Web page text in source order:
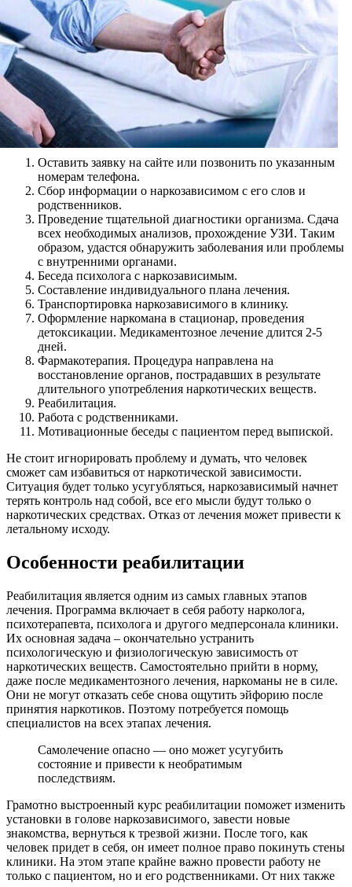
Оставить заявку на сайте или позвонить по указанным
номерам телефона.
Сбор информации о наркозависимом с его слов и
родственников.
Проведение тщательной диагностики организма. Сдача
всех необходимых анализов, прохождение УЗИ. Таким
образом, удастся обнаружить заболевания или проблемы
с внутренними органами.
Беседа психолога с наркозависимым.
Составление индивидуального плана лечения.
Транспортировка наркозависимого в клинику.
Оформление наркомана в стационар, проведения
детоксикации. Медикаментозное лечение длится 2-5
дней.
Фармакотерапия. Процедура направлена на
восстановление органов, пострадавших в результате
длительного употребления наркотических веществ.
Реабилитация.
Работа с родственниками.
Мотивационные беседы с пациентом перед выпиской.
Не стоит игнорировать проблему и думать, что человек
сможет сам избавиться от наркотической зависимости.
Ситуация будет только усугубляться, наркозависимый начнет
терять контроль над собой, все его мысли будут только о
наркотических средствах. Отказ от лечения может привести к
летальному исходу.
Особенности реабилитации
Реабилитация является одним из самых главных этапов
лечения. Программа включает в себя работу нарколога,
психотерапевта, психолога и другого медперсонала клиники.
Их основная задача – окончательно устранить
психологическую и физиологическую зависимость от
наркотических веществ. Самостоятельно прийти в норму,
даже после медикаментозного лечения, наркоманы не в силе.
Они не могут отказать себе снова ощутить эйфорию после
принятия наркотиков. Поэтому потребуется помощь
специалистов на всех этапах лечения.
Самолечение опасно — оно может усугубить
состояние и привести к необратимым
последствиям.
Грамотно выстроенный курс реабилитации поможет изменить
установки в голове наркозависимого, завести новые
знакомства, вернуться к трезвой жизни. После того, как
человек придет в себя, он имеет полное право покинуть стены
клиники. На этом этапе крайне важно провести работу не
только с пациентом, но и его родственниками. От них также